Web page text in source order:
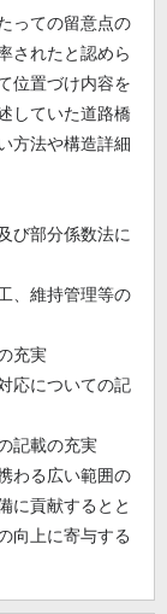
っての留意点の
されたと認めら
位置づけ内容を
していた道路橋
方法や構造詳細
び部分係数法に
、維持管理等の
充実
応についての記
記載の充実
わる広い範囲の
に貢献するとと
向上に寄与する